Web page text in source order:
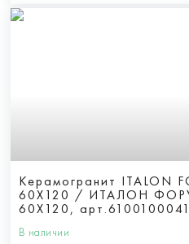
Керамогранит ITALON
60X120 / ИТАЛОН
60X120,
В наличии